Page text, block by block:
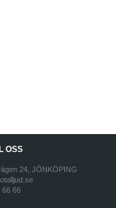
OSS
24, JÖNKÖPING
66 66